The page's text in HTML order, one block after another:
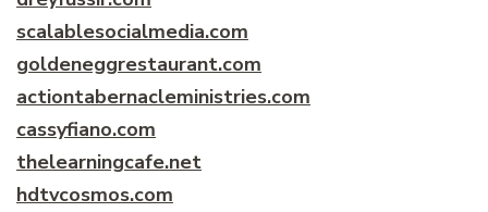
scalablesocialmedia.com
goldeneggrestaurant.com
actiontabernacleministries.com
cassyfiano.com
thelearningcafe.net
hdtvcosmos.com